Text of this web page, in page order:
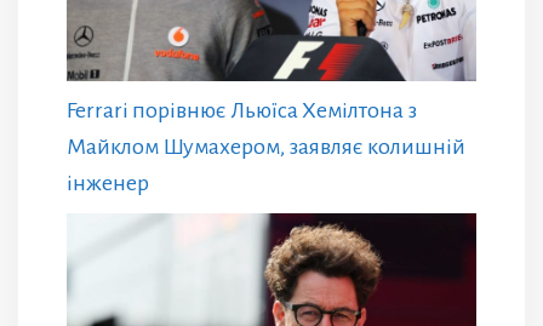
Ferrari порівнює Льюїса Хемілтона з
Майклом Шумахером, заявляє колишній
інженер